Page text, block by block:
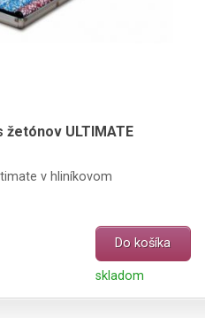
ULTIMATE
v hliníkovom
Do košíka
skladom